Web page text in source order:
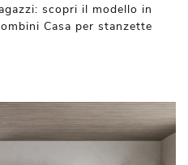
scopri il modello in
Casa per stanzette